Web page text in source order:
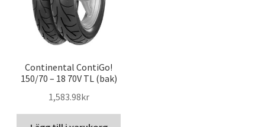
Continental ContiGo!
150/70 – 18 70V TL (bak)
1,583.98kr